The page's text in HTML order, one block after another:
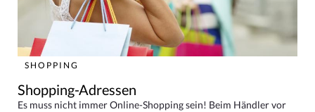
SHOPPING
Shopping-Adressen
Es muss nicht immer Online-Shopping sein! Beim Händler vor